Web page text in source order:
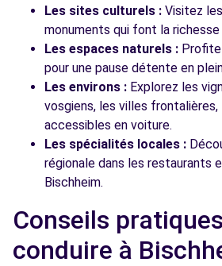
Les sites culturels : Visitez
monuments qui font la richesse
Les espaces naturels :
pour une pause détente en
Les environs : Explorez les
vosgiens, les villes
accessibles en voiture.
Les spécialités locales :
régionale dans les restaurants
Bischheim.
Conseils
conduire à